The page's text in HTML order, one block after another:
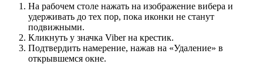
На рабочем столе нажать на изображение вибера и
удерживать до тех пор, пока иконки не станут
подвижными.
Кликнуть у значка Viber на крестик.
Подтвердить намерение, нажав на «Удаление» в
открывшемся окне.